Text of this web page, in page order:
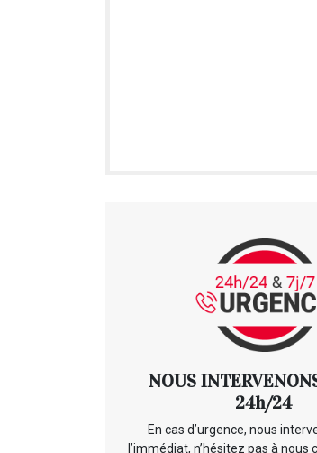
NOUS
24h/24
En cas d’urgence, nous
l’immédiat, n’hésitez pas à nous